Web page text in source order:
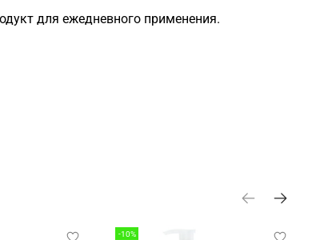
для ежедневного применения.
-10%